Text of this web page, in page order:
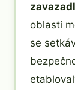
oblasti
se